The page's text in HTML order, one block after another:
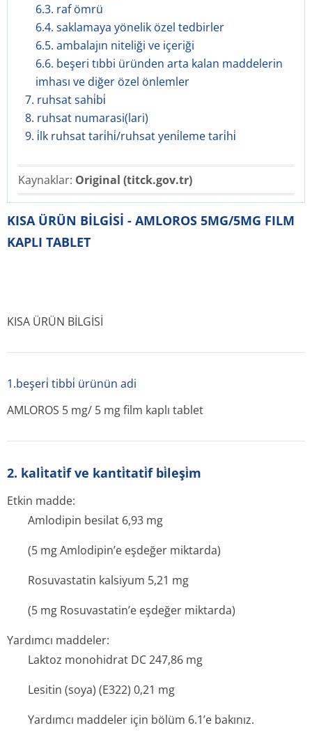
6.3. raf ömrü
6.4. saklamaya yönelik özel tedbirler
6.5. ambalajın niteliği ve içeriği
6.6. beşeri tıbbi üründen arta kalan maddelerin
imhası ve diğer özel önlemler
7. ruhsat sahi̇bi̇
8. ruhsat numarasi(lari)
9. i̇lk ruhsat tari̇hi̇/ruhsat yeni̇leme tari̇hi̇
Kaynaklar: Original (titck.gov.tr)
KISA ÜRÜN BİLGİSİ - AMLOROS 5MG/5MG FILM
KAPLI TABLET
KISA ÜRÜN BİLGİSİ
1.beşeri̇ tibbi̇ ürünün adi
AMLOROS 5 mg/ 5 mg film kaplı tablet
2. kali̇tati̇f ve kanti̇tati̇f bi̇leşi̇m
Etkin madde:
Amlodipin besilat 6,93 mg
(5 mg Amlodipin’e eşdeğer miktarda)
Rosuvastatin kalsiyum 5,21 mg
(5 mg Rosuvastatin’e eşdeğer miktarda)
Yardımcı maddeler:
Laktoz monohidrat DC 247,86 mg
Lesitin (soya) (E322) 0,21 mg
Yardımcı maddeler için bölüm 6.1’e bakınız.